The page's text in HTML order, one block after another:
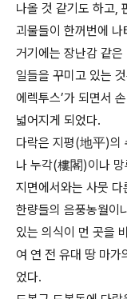
나올 것 같기도 하고,
괴물들이 한꺼번에
거기에는 장난감 같
일들을 꾸미고 있는
에렉투스’가 되면서
넓어지게 되었다.
다락은 지평(地平)의
나 누각(樓閣)이나
지면에서와는 사뭇
한량들의 음풍농월이
있는 의식이 먼 곳을
여 연 전 유대 땅 마가
었다.